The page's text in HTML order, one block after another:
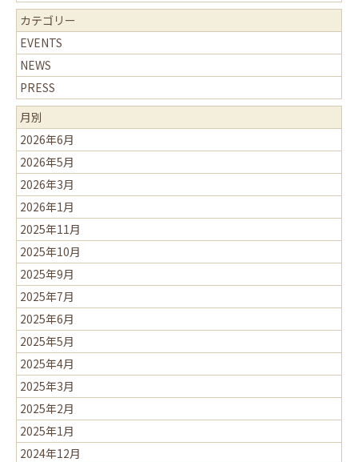
カテゴリー
EVENTS
NEWS
PRESS
月別
2026年6月
2026年5月
2026年3月
2026年1月
2025年11月
2025年10月
2025年9月
2025年7月
2025年6月
2025年5月
2025年4月
2025年3月
2025年2月
2025年1月
2024年12月